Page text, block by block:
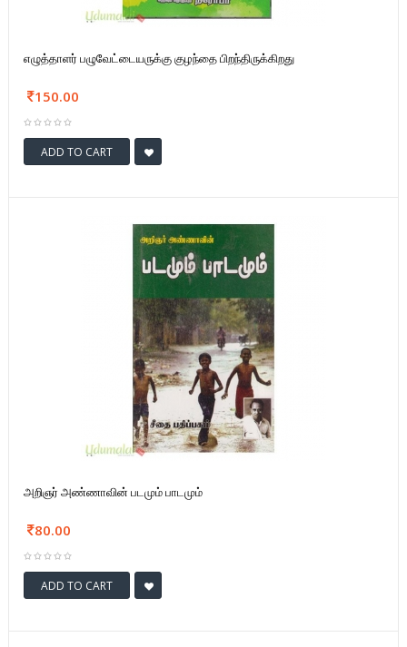
எழுத்தாளர் பழுவேட்டையருக்கு குழந்தை பிறந்திருக்கிறது
150.00
ADD TO CART
அறிஞர் அண்ணாவின் படமும் பாடமும்
80.00
ADD TO CART